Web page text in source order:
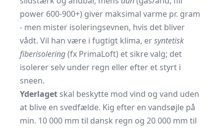
power 600-900+) giver maksimal varme pr. gram
- men mister isoleringsevnen, hvis det bliver
vådt. Vil han være i fugtigt klima, ersyntetisk
fiberisolering(fx PrimaLoft) et sikre valg; det
isolerer selv under regn eller efter et styrt i
sneen.
Yderlaget skal beskytte mod vind og vand uden
at blive en svedfælde. Kig efter en vandsøjle på
min. 10 000 mm til dansk regn og 20 000 mm til